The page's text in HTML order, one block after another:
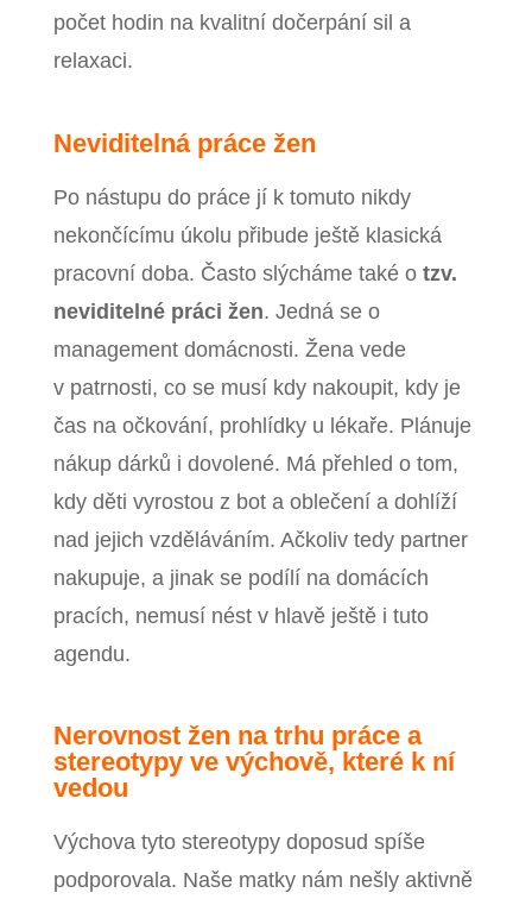
počet hodin na kvalitní dočerpání sil a
relaxaci.
Neviditelná práce žen
Po nástupu do práce jí k tomuto nikdy
nekončícímu úkolu přibude ještě klasická
pracovní doba. Často slýcháme také o tzv.
neviditelné práci žen. Jedná se o
management domácnosti. Žena vede
v patrnosti, co se musí kdy nakoupit, kdy je
čas na očkování, prohlídky u lékaře. Plánuje
nákup dárků i dovolené. Má přehled o tom,
kdy děti vyrostou z bot a oblečení a dohlíží
nad jejich vzděláváním. Ačkoliv tedy partner
nakupuje, a jinak se podílí na domácích
pracích, nemusí nést v hlavě ještě i tuto
agendu.
Nerovnost žen na trhu práce a
stereotypy ve výchově, které k ní
vedou
Výchova tyto stereotypy doposud spíše
podporovala. Naše matky nám nešly aktivně